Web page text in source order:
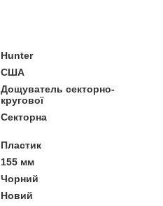
Hunter
США
Дощуватель секторно-
кругової
Секторна
Пластик
155 мм
Чорний
Новий